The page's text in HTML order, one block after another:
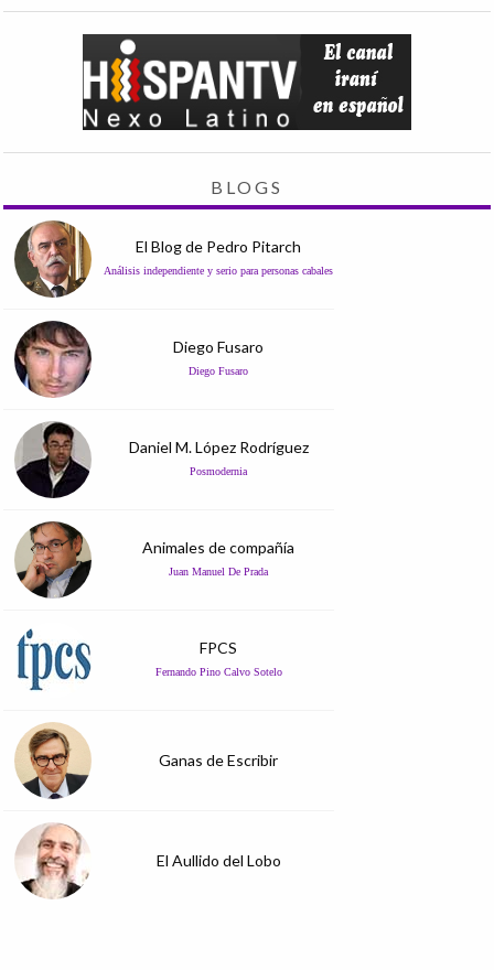
BLOGS
El Blog de Pedro Pitarch
Análisis independiente y serio para personas cabales
Diego Fusaro
Diego Fusaro
Daniel M. López Rodríguez
Posmodernia
Animales de compañía
Juan Manuel De Prada
FPCS
Fernando Pino Calvo Sotelo
Ganas de Escribir
El Aullido del Lobo